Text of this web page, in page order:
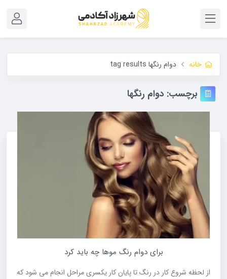
خانه دوام رنگها tag results
برچسب: دوام رنگها
برای دوام رنگ موها چه باید کرد
از لحظه شروع کار در رنگ تا پایان کار یکسری مراحل انجام می شود که